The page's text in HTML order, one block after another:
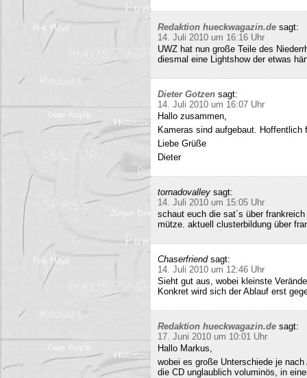
Redaktion hueckwagazin.de sagt:
14. Juli 2010 um 16:16 Uhr
UWZ hat nun große Teile des
diesmal eine Lightshow der etwas
Dieter Gotzen sagt:
14. Juli 2010 um 16:07 Uhr
Hallo zusammen,
Kameras sind aufgebaut.
Liebe Grüße
Dieter
tornadovalley sagt:
14. Juli 2010 um 15:05 Uhr
schaut euch die sat´s über
mütze. aktuell clusterbildung über
Chaserfriend sagt:
14. Juli 2010 um 12:46 Uhr
Sieht gut aus, wobei kleinste
Konkret wird sich der Ablauf erst
Redaktion hueckwagazin.de sagt:
17. Juni 2010 um 10:01 Uhr
Hallo Markus,
wobei es große Unterschiede je
die CD unglaublich voluminös, in